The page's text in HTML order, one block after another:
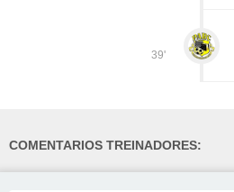
39'
COMENTARIOS TREINADORES: